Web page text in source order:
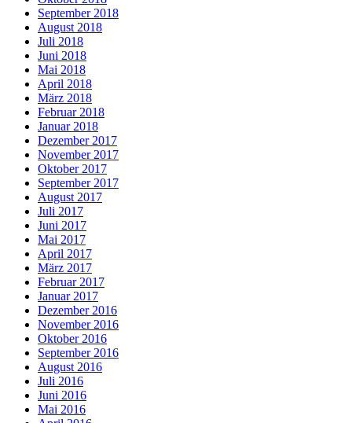
September 2018
August 2018
Juli 2018
Juni 2018
Mai 2018
April 2018
März 2018
Februar 2018
Januar 2018
Dezember 2017
November 2017
Oktober 2017
September 2017
August 2017
Juli 2017
Juni 2017
Mai 2017
April 2017
März 2017
Februar 2017
Januar 2017
Dezember 2016
November 2016
Oktober 2016
September 2016
August 2016
Juli 2016
Juni 2016
Mai 2016